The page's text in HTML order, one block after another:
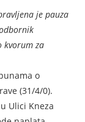
je pauza
kvorum za
o
(31/4/0).
Ulici Kneza